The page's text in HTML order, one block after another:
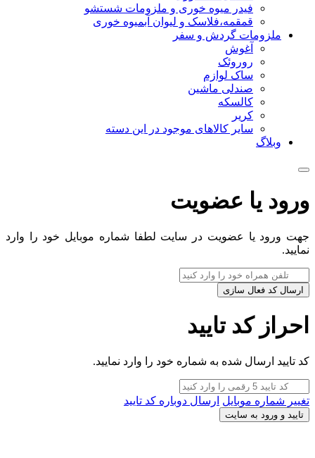
فیدر میوه خوری و ملزومات شستشو
قمقمه،فلاسک و لیوان آبمیوه خوری
ملزومات گردش و سفر
آغوش
روروئک
ساک لوازم
صندلی ماشین
کالسکه
کریر
سایر کالاهای موجود در این دسته
وبلاگ
ورود یا عضویت
جهت ورود یا عضویت در سایت لطفا شماره موبایل خود را وارد
نمایید.
ارسال کد فعال سازی
احراز کد تایید
کد تایید ارسال شده به شماره خود را وارد نمایید.
تغییر شماره موبایل ارسال دوباره کد تایید
تایید و ورود به سایت